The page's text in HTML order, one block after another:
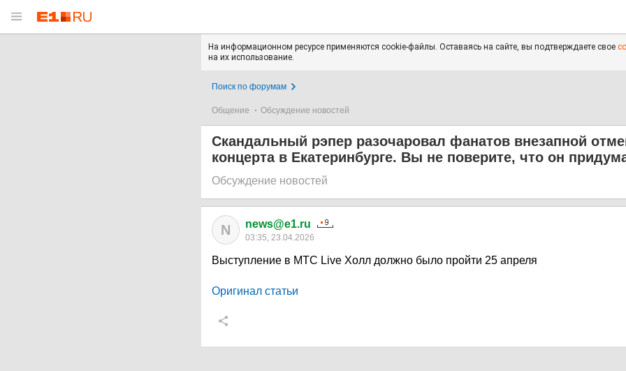
На информационном ресурсе применяются cookie-файлы. Оставаясь на сайте, вы подтверждаете свое
на их использование.
Поиск по форумам
Общение Обсуждение новостей
Скандальный рэпер разочаровал фанатов внезапной
концерта в Екатеринбурге. Вы не поверите, что он
Обсуждение новостей
N news@e1.ru
03:35, 23.04.2026
Выступление в МТС Live Холл должно было пройти 25 апреля
Оригинал статьи